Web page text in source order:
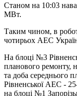
Станом на 10:03
МВт.
Таким чином, в
чотирьох АЕС
На блоці №3
планового
та доба середнього
Рівненської АЕС -
на блоці №1